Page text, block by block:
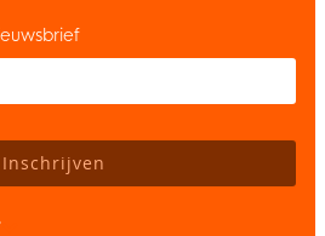
the privacy policy to subscribe to
Inschrijven